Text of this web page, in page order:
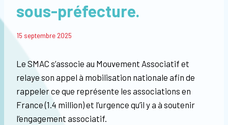
sous-préfecture.
Par
15 septembre 2025
Le SMAC s’associe au Mouvement Associatif et
relaye son appel à mobilisation nationale afin de
rappeler ce que représente les associations en
France (1.4 million) et l’urgence qu’il y a à soutenir
l’engagement associatif.